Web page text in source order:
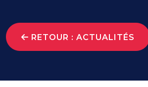
RETOUR : ACTUALITÉS